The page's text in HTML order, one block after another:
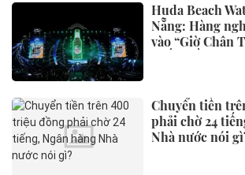
Huda Beach
Nẵng: Hàng
vào “Giờ Chân
Chuyển tiền
phải chờ 24
Nhà nước nói